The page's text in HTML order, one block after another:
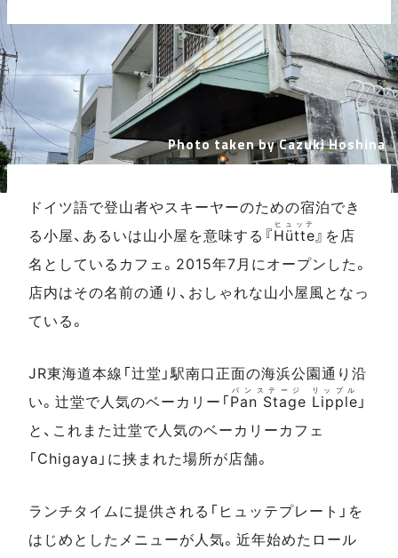
Photo taken by Cazuki Hoshina
ドイツ語で登山者やスキーヤーのための宿泊でき
る小屋、あるいは山小屋を意味する『Hütte
ヒュッテ
』を店
名としているカフェ。2015年7月にオープンした。
店内はその名前の通り、おしゃれな山小屋風となっ
ている。
JR東海道本線「辻堂」駅南口正面の海浜公園通り沿
い。辻堂で人気のベーカリー「Pan Stage Lipple
パンステージ リップル
」
と、これまた辻堂で人気のベーカリーカフェ
「Chigaya」に挟まれた場所が店舗。
ランチタイムに提供される「ヒュッテプレート」を
はじめとしたメニューが人気。近年始めたロール